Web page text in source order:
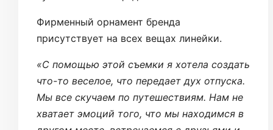
Фирменный орнамент бренда
присутствует на всех вещах линейки.
«С помощью этой съемки я хотела создать
что-то веселое, что передает дух отпуска.
Мы все скучаем по путешествиям. Нам не
хватает эмоций того, что мы находимся в